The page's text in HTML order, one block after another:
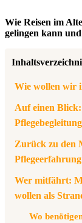
Wie Reisen im
gelingen kann
Wie wollen wir
Auf einen
Zurück zu den
Wer mitfährt:
wollen als
Wo